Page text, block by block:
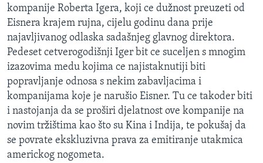
SLOBODA MEDIJA
ŽENSKA STRANA
IZBJEGLIČKA STRANA
MAGAZIN
O GLASU AMERIKE
Learning English
PRATITE NAS
kompanije Roberta Igera, koji ce dužnost preuzeti od
Eisnera krajem rujna, cijelu godinu dana prije
najavljivanog odlaska sadašnjeg glavnog direktora.
Pedeset cetverogodišnji Iger bit ce suceljen s mnogim
izazovima medu kojima ce najistaknutiji biti
popravljanje odnosa s nekim zabavljacima i
kompanijama koje je narušio Eisner. Tu ce takoder biti
i nastojanja da se proširi djelatnost ove kompanije na
novim tržištima kao što su Kina i Indija, te pokušaj da
se povrate ekskluzivna prava za emitiranje utakmica
americkog nogometa.